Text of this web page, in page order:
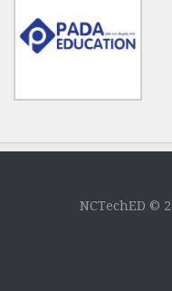
NCTechED ©